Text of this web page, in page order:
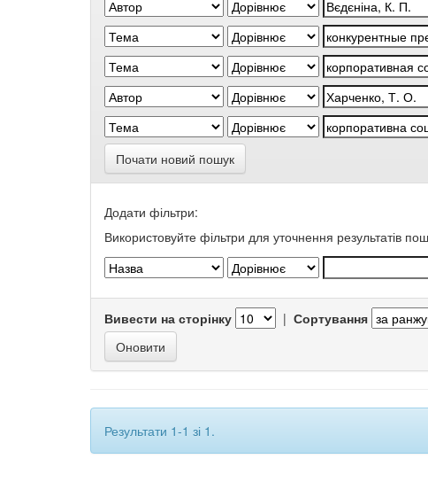
Почати новий пошук
Додати фільтри:
Використовуйте фільтри для уточнення результатів
Вивести на сторінку | Сортування
Результати 1-1 зі 1.